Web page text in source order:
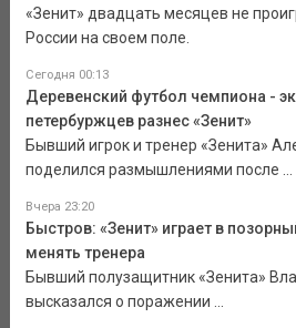
«Зенит» двадцать месяцев не
России на своем поле.
Сегодня 00:13
Деревенский футбол чемпиона -
петербуржцев разнес «Зенит»
Бывший игрок и тренер «Зенита»
поделился размышлениями после ...
Вчера 23:20
Быстров: «Зенит» играет в
менять тренера
Бывший полузащитник «Зенита»
высказался о поражении ...